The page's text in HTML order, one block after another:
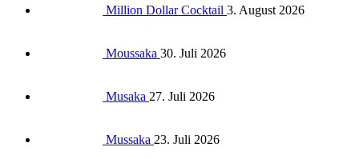
Million Dollar Cocktail 3. August 2026
Moussaka 30. Juli 2026
Musaka 27. Juli 2026
Mussaka 23. Juli 2026